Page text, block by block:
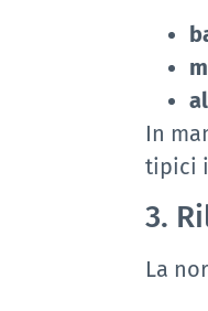
In
tipici
3.
La